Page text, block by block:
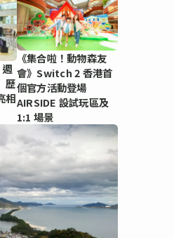
歷
相
《集合啦！動物森友
會》Switch 2 香港首
個官方活動登場
AIRSIDE 設試玩區及
1:1 場景